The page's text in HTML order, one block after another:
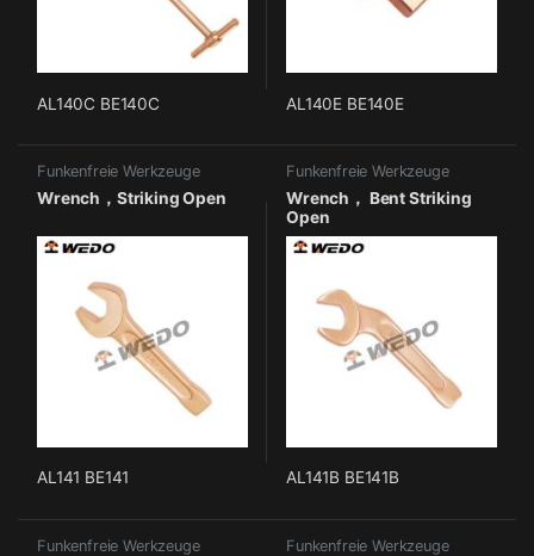
AL140C BE140C AL140E BE140E
Funkenfreie Werkzeuge
Wrench，Striking Open
AL141 BE141
Funkenfreie Werkzeuge
Wrench， Bent Striking
Open
AL141B BE141B
Funkenfreie Werkzeuge Funkenfreie Werkzeuge